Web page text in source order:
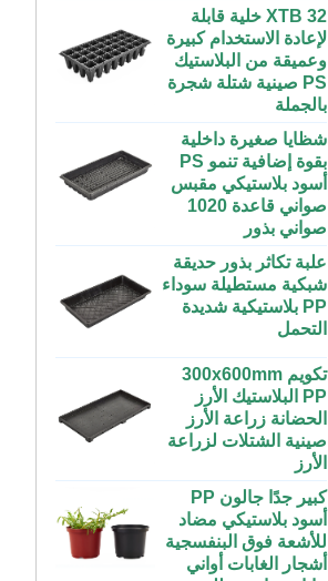
مخصص داخلي متزايد
كبير طويل مسطح
أبيض أسود علبة
بلاستيكية مائية للنباتات
ABS بلاستيك طول
غير محدود مخصص
داخلي متزايد غرفة
رطبة إنفينيتي صينية
للنباتات
مخصص 4x4 4x8
المزرعة الحضرية
داخلي عمودي طويل
ABS البلاستيك معدات
الزراعة المائية
الزراعية تنمو الصواني
مع غطاء الزراعة
50 70100 جالون
بلاستيك ABS داخلي
متنامي خزان المغذيات
المائية مع غطاء
نظام مائي عمودي
للفراولة والخضروات |
لإعادة الاستخدام كبيرة
وعميقة من البلاستيك
PS صينية شتلة شجرة
بالجملة
شظايا صغيرة داخلية
بقوة إضافية تنمو PS
أسود بلاستيكي مقبس
صواني قاعدة 1020
صواني بذور
علبة تكاثر بذور حديقة
شبكية مستطيلة سوداء
PP بلاستيكية شديدة
التحمل
PP البلاستيك الأرز
الحضانة زراعة الأرز
صينية الشتلات لزراعة
الأرز
أسود بلاستيكي مضاد
للأشعة فوق البنفسجية
أشجار الغابات أواني
نباتات خارجية للبيع
طريقتان لتربية الشتلات
في الوقت الحاضر ، هناك طريقتان رئيسيتان
لتربية الشتلات ، أحدهما هو تربية الشتلات